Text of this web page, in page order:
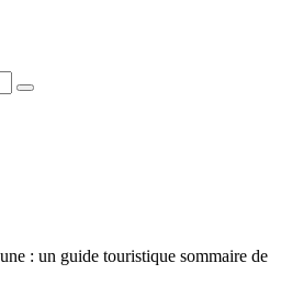
: un guide touristique sommaire de